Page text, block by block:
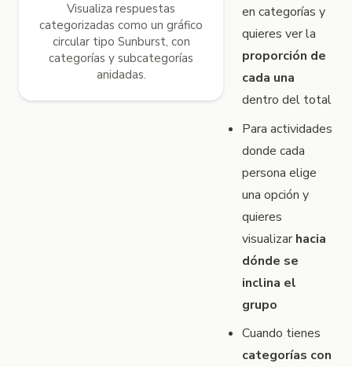
Visualiza respuestas
categorizadas como un gráfico
circular tipo Sunburst, con
categorías y subcategorías
anidadas.
en categorías y
quieres ver la
proporción de
cada una
dentro del total
Para actividades
donde cada
persona elige
una opción y
quieres
visualizarhacia
dónde se
inclina el
grupo
Cuando tienes
categorías con